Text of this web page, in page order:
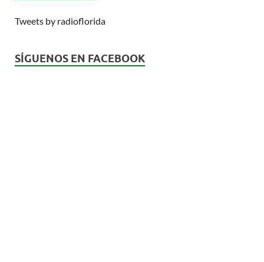
Tweets by radioflorida
SÍGUENOS EN FACEBOOK